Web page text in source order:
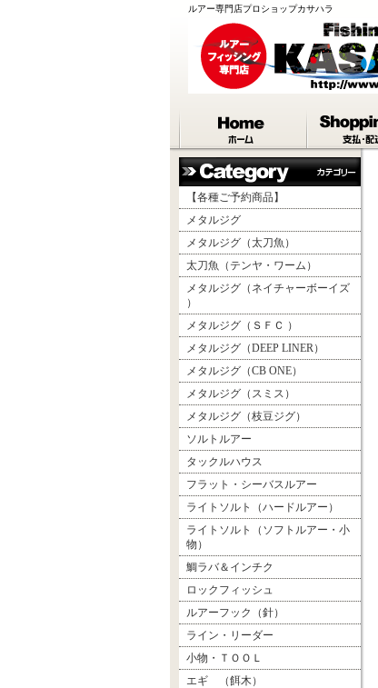
ルアー専門店プロショップカサハラ
【各種ご予約商品】
メタルジグ
メタルジグ（太刀魚）
太刀魚（テンヤ・ワーム）
メタルジグ（ネイチャーボーイズ
）
メタルジグ（ＳＦＣ ）
メタルジグ（DEEP LINER）
メタルジグ（CB ONE）
メタルジグ（スミス）
メタルジグ（枝豆ジグ）
ソルトルアー
タックルハウス
フラット・シーバスルアー
ライトソルト（ハードルアー）
ライトソルト（ソフトルアー・小
物）
鯛ラバ＆インチク
ロックフィッシュ
ルアーフック（針）
ライン・リーダー
小物・ＴＯＯＬ
エギ （餌木）